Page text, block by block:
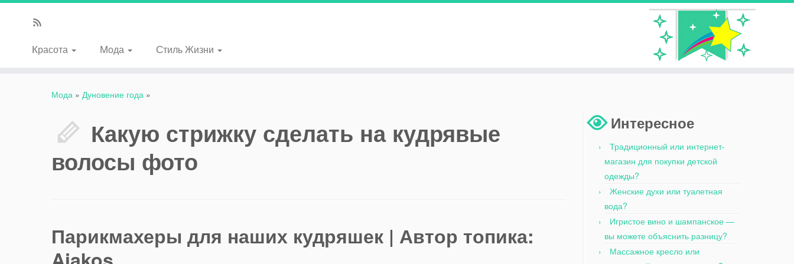
Красота Мода Стиль Жизни
Мода » Дуновение года »
Какую стрижку сделать на кудрявые
волосы фото
Парикмахеры для наших кудряшек | Автор топика:
Интересное
Традиционный или интернет-
магазин для покупки детской
одежды?
Женские духи или туалетная
вода?
Игристое вино и шампанское —
вы можете объяснить разницу?
Массажное кресло или